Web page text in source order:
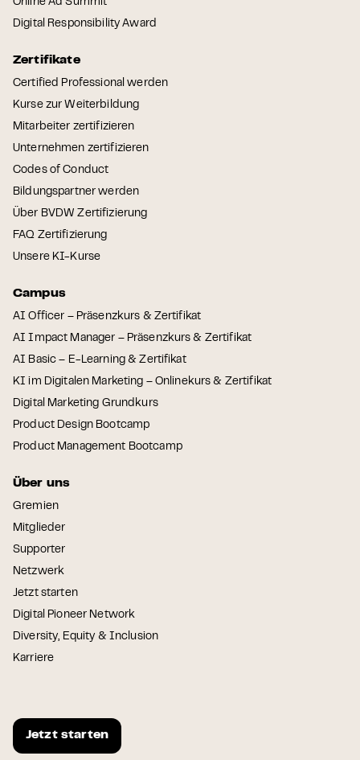
Online Ad Summit
Digital Responsibility Award
Zertifikate
Certified Professional werden
Kurse zur Weiterbildung
Mitarbeiter zertifizieren
Unternehmen zertifizieren
Codes of Conduct
Bildungspartner werden
Über BVDW Zertifizierung
FAQ Zertifizierung
Unsere KI-Kurse
Campus
AI Officer – Präsenzkurs & Zertifikat
AI Impact Manager – Präsenzkurs & Zertifikat
AI Basic – E-Learning & Zertifikat
KI im Digitalen Marketing – Onlinekurs & Zertifikat
Digital Marketing Grundkurs
Product Design Bootcamp
Product Management Bootcamp
Über uns
Gremien
Mitglieder
Supporter
Netzwerk
Jetzt starten
Digital Pioneer Network
Diversity, Equity & Inclusion
Karriere
Jetzt starten